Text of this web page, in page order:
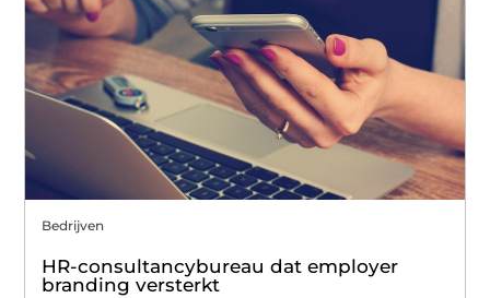
Bedrijven
HR-consultancybureau dat employer
branding versterkt